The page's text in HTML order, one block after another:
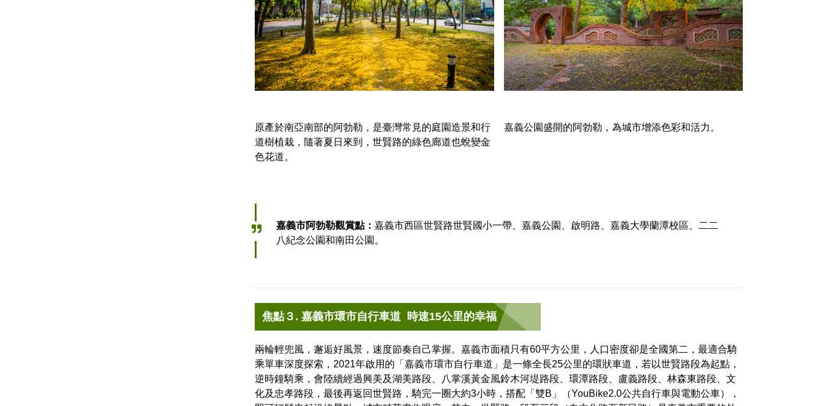
原產於南亞南部的阿勃勒，是臺灣常見的庭園造景和行
道樹植栽，隨著夏日來到，世賢路的綠色廊道也蛻變金
色花道。
嘉義公園盛開的阿勃勒，為城市增添色彩和活力。
嘉義市阿勃勒觀賞點： 嘉義市西區世賢路世賢國小一帶、嘉義公園、啟明路、嘉義大學蘭潭校區、二二
八紀念公園和南田公園。
焦點３. 嘉義市環市自行車道 時速15公里的幸福
兩輪輕兜風，邂逅好風景，速度節奏自己掌握。嘉義市面積只有60平方公里，人口密度卻是全國第二，最適合騎
乘單車深度探索，2021年啟用的「嘉義市環市自行車道」是一條全長25公里的環狀車道，若以世賢路段為起點，
逆時鐘騎乘，會陸續經過興美及湖美路段、八掌溪黃金風鈴木河堤路段、環潭路段、盧義路段、林森東路段、文
化及忠孝路段，最後再返回世賢路，騎完一圈大約3小時，搭配「雙B」（YouBike2.0公共自行車與電動公車），